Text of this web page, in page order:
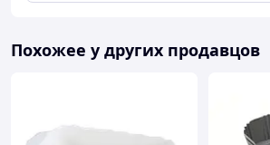
Похожее у других продавцов